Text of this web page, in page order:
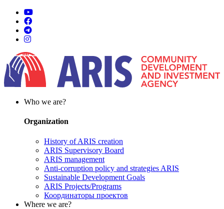
Who we are?
Organization
History of ARIS creation
ARIS Supervisory Board
ARIS management
Anti-corruption policy and strategies ARIS
Sustainable Development Goals
ARIS Projects/Programs
Координаторы проектов
Where we are?